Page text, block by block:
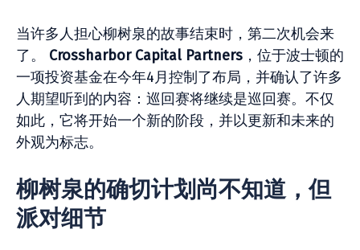
当许多人担心柳树泉的故事结束时，第二次机会来
了。 Crossharbor Capital Partners ，位于波士顿的
一项投资基金在今年4月控制了布局，并确认了许多
人期望听到的内容：巡回赛将继续是巡回赛。不仅
如此，它将开始一个新的阶段，并以更新和未来的
外观为标志。
柳树泉的确切计划尚不知道，但
派对细节